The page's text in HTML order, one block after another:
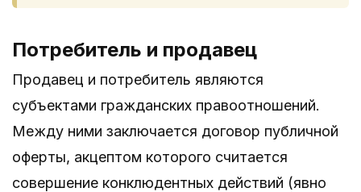
Потребитель и продавец
Продавец и потребитель являются
субъектами гражданских правоотношений.
Между ними заключается договор публичной
оферты, акцептом которого считается
совершение конклюдентных действий (явно